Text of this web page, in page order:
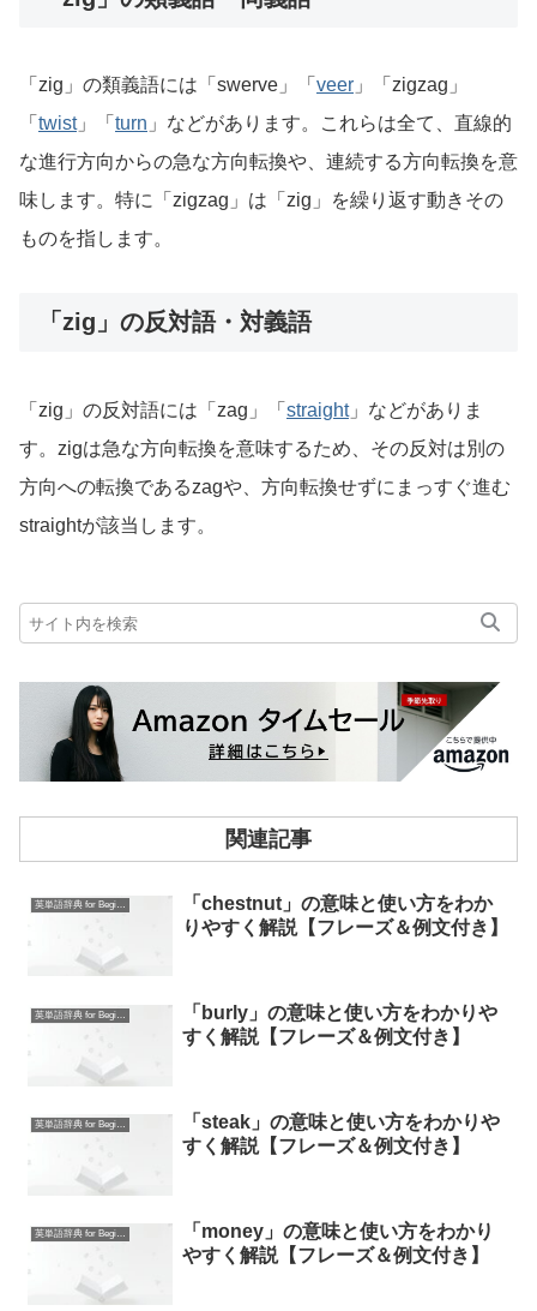
「zig」の類義語には「swerve」「 veer 」「zigzag」
「 twist」「 turn 」などがあります。これらは全て、直線的
な進行方向からの急な方向転換や、連続する方向転換を意
味します。特に「zigzag」は「zig」を繰り返す動きその
ものを指します。
「zig」の反対語・対義語
「zig」の反対語には「zag」「 straight」などがありま
す。zigは急な方向転換を意味するため、その反対は別の
方向への転換であるzagや、方向転換せずにまっすぐ進む
straightが該当します。
関連記事
英単語辞典 for Beginners
「chestnut」の意味と使い方をわか
りやすく解説【フレーズ＆例文付き】
英単語辞典 for Beginners
「burly」の意味と使い方をわかりや
すく解説【フレーズ＆例文付き】
英単語辞典 for Beginners
「steak」の意味と使い方をわかりや
すく解説【フレーズ＆例文付き】
英単語辞典 for Beginners
「money」の意味と使い方をわかり
やすく解説【フレーズ＆例文付き】